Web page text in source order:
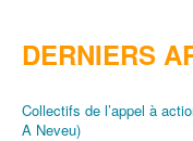
DERNIERS
Collectifs de l’appel à
A Neveu)